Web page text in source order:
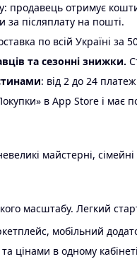
продавець отримує
за післяплату на пошті.
по всій Україні за
та сезонні знижки.
: від 2 до 24
в App Store і має
майстерні,
масштабу. Легкий
мобільний
цінами в одному кабінеті